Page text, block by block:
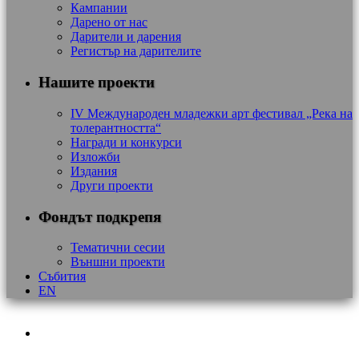
Кампании
Дарено от нас
Дарители и дарения
Регистър на дарителите
Нашите проекти
IV Международен младежки арт фестивал „Река на
толерантността“
Награди и конкурси
Изложби
Издания
Други проекти
Фондът подкрепя
Тематични сесии
Външни проекти
Събития
EN